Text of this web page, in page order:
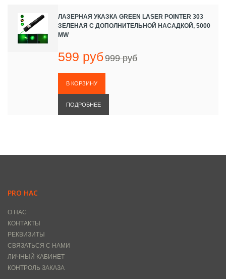
ЛАЗЕРНАЯ УКАЗКА GREEN LASER POINTER 303
ЗЕЛЕНАЯ С ДОПОЛНИТЕЛЬНОЙ НАСАДКОЙ, 5000
MW
599 руб999 руб
ПОДРОБНЕЕ
PRO НАС
О НАС
КОНТАКТЫ
РЕКВИЗИТЫ
СВЯЗАТЬСЯ С НАМИ
ЛИЧНЫЙ КАБИНЕТ
КОНТРОЛЬ ЗАКАЗА